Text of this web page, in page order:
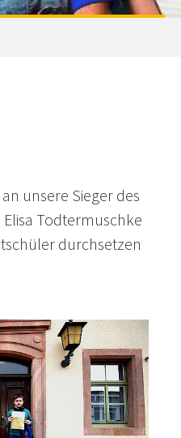
unsere Sieger des
Todtermuschke
durchsetzen